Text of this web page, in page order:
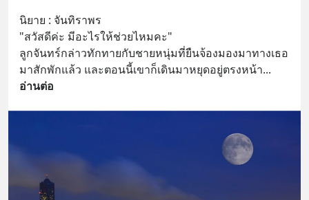
นิยาย : จันทิราพร
"สวัสดีค่ะ มีอะไรให้ช่วยไหมคะ"
ลูกจันทร์กล่าวทักทายกับชายหนุ่มที่ยืนจ้องมองมาทางเธอ
มาสักพักแล้ว และตอนนี้เขาก็เดินมาหยุดอยู่ตรงหน้า
อ่านต่อ